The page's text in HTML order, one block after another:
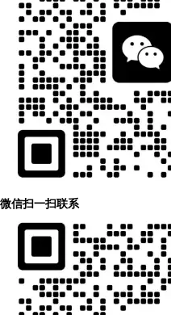
微信扫一扫联系